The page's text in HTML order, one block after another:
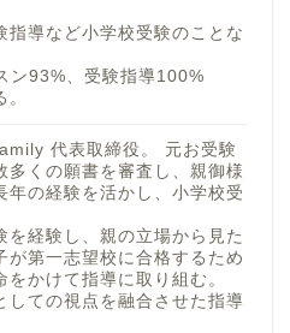
指導など小学校受験のことな
ン93%、受験指導100%
代表取締役。 元お受験
多くの願書を審査し、親御様
年の経験を活かし、小学校受
を経験し、親の立場から見た
が第一志望校に合格するため
かけて指導に取り組む。
しての視点を融合させた指導